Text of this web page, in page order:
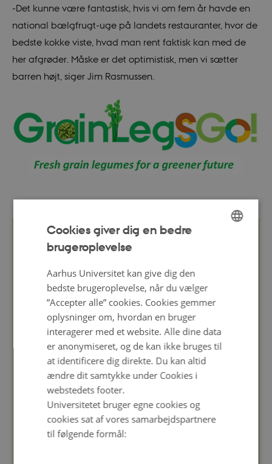
-Det kunne være fantastisk, hvis vi om fem år havde en
national bælgfrugt-uge på landets restauranter, hvor de
bedste kokke viste, hvad man rent faktisk kan med de
her afgrøder. Måske er det optimistisk, men vi sætter
barren højt, siger Jim Rasmussen.
GrainLegsGo er en del af Organic RDD 6. Organic RDD
Demonstrationsprogram", og er et dansk
forskningsprogram målrettetøkologiske
fødevaresystemer, som koordineres af ICROFS i
samarbejde med GUDP (Grønt Udviklings- og
Demonstrationsprogram), der finansierer
programmet.Projektet startede 1.1.2021 og løber til
31.12.2025
Læs mere om GrainLegsGo her
Cookies giver dig en bedre
brugeroplevelse
Aarhus Universitet kan give dig den
bedste brugeroplevelse, når du vælger
”Accepter alle” cookies. Cookies gemmer
oplysninger om, hvordan en bruger
interagerer med et website. Alle dine data
er anonymiseret, og de kan ikke bruges til
at identificere dig direkte. Du kan altid
ændre dit samtykke under Cookies i
webstedets footer.
Universitetet bruger egne cookies og
cookies sat af vores samarbejdspartnere
til følgende formål: